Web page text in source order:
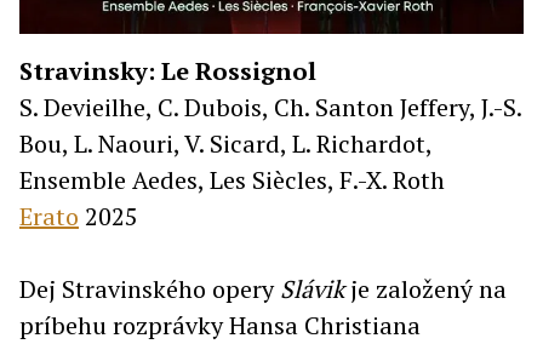
Stravinsky: Le Rossignol
S. Devieilhe, C. Dubois, Ch. Santon Jeffery, J.-S.
Bou, L. Naouri, V. Sicard, L. Richardot,
Ensemble Aedes, Les Siècles, F.-X. Roth
Erato 2025
Dej Stravinského operySlávikje založený na
príbehu rozprávky Hansa Christiana